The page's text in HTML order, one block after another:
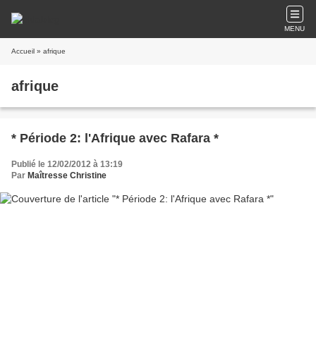
MENU
Accueil » afrique
afrique
* Période 2: l'Afrique avec Rafara *
Publié le 12/02/2012 à 13:19
Par Maîtresse Christine